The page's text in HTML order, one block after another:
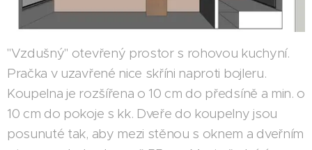
"Vzdušný" otevřený prostor s rohovou kuchyní.
Pračka v uzavřené nice skříni naproti bojleru.
Koupelna je rozšířena o 10 cm do předsíně a min. o
10 cm do pokoje s kk. Dveře do koupelny jsou
posunuté tak, aby mezi stěnou s oknem a dveřním